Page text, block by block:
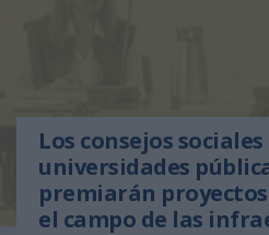
Los consejos
universidades
premiarán
el campo de las